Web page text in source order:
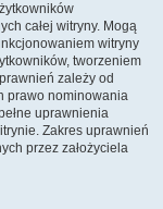
całej witryny. Mogą
witryny
tworzeniem
zależy od
prawo nominowania
uprawnienia
Zakres uprawnień
przez założyciela